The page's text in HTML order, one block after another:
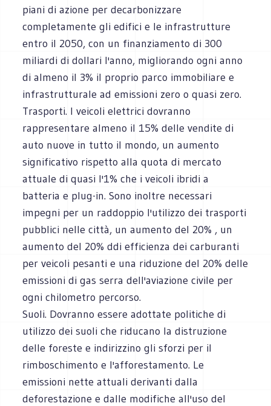
piani di azione per decarbonizzare
completamente gli edifici e le infrastrutture
entro il 2050, con un finanziamento di 300
miliardi di dollari l'anno, migliorando ogni anno
di almeno il 3% il proprio parco immobiliare e
infrastrutturale ad emissioni zero o quasi zero.
Trasporti. I veicoli elettrici dovranno
rappresentare almeno il 15% delle vendite di
auto nuove in tutto il mondo, un aumento
significativo rispetto alla quota di mercato
attuale di quasi l'1% che i veicoli ibridi a
batteria e plug-in. Sono inoltre necessari
impegni per un raddoppio l'utilizzo dei trasporti
pubblici nelle città, un aumento del 20% , un
aumento del 20% ddi efficienza dei carburanti
per veicoli pesanti e una riduzione del 20% delle
emissioni di gas serra dell'aviazione civile per
ogni chilometro percorso.
Suoli. Dovranno essere adottate politiche di
utilizzo dei suoli che riducano la distruzione
delle foreste e indirizzino gli sforzi per il
rimboschimento e l'afforestamento. Le
emissioni nette attuali derivanti dalla
deforestazione e dalle modifiche all'uso del